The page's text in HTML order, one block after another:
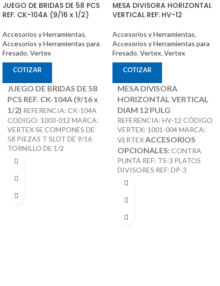
JUEGO DE BRIDAS DE 58 PCS
REF. CK-104A (9/16 x 1/2)
Accesorios y Herramientas,
Accesorios y Herramientas para
Fresado, Vertex
COTIZAR
JUEGO DE BRIDAS DE 58
PCS REF. CK-104A (9/16 x
1/2) REFERENCIA: CK-104A
CODIGO: 1003-012 MARCA:
VERTEX SE COMPONES DE
58 PIEZAS T SLOT DE 9/16
TORNILLO DE 1/2
MESA DIVISORA HORIZONTAL
VERTICAL REF: HV-12
Accesorios y Herramientas,
Accesorios y Herramientas para
Fresado, Vertex, Vertex
COTIZAR
MESA DIVISORA
HORIZONTAL VERTICAL
DIAM 12 PULG
REFERENCIA: HV-12 CÓDIGO
VERTEX: 1001-004 MARCA:
VERTEXACCESORIOS
OPCIONALES:CONTRA
PUNTÁ REF: TS-3 PLATOS
DIVISORES REF: DP-3